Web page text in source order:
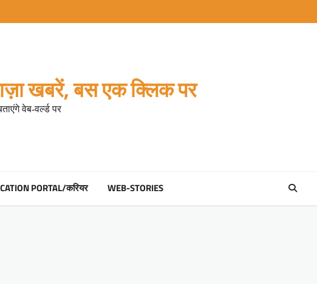
खबरें, बस एक क्लिक पर
वेब-वर्ल्ड पर
PORTAL/करियर WEB-STORIES